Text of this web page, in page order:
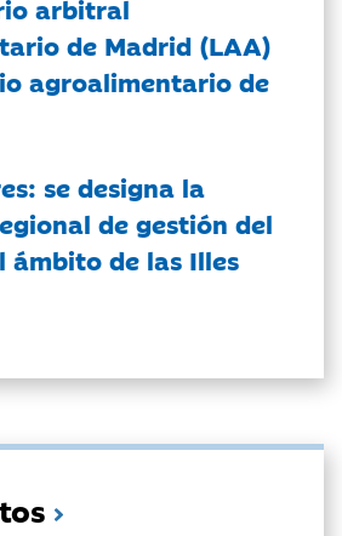
arbitral
de Madrid (LAA)
agroalimentario de
se designa la
de gestión del
ámbito de las Illes